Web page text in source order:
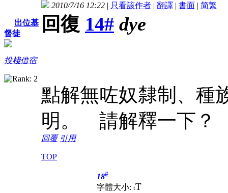
出位基
督徒
投棧借宿
2010/7/16 12:22 | 只看該作者 | 翻譯 | 書面 | 简繁
回復 14# dye
點解無咗奴隸制、
明。 請解釋一下？
回覆 引用
TOP
18#
字體大小: tT